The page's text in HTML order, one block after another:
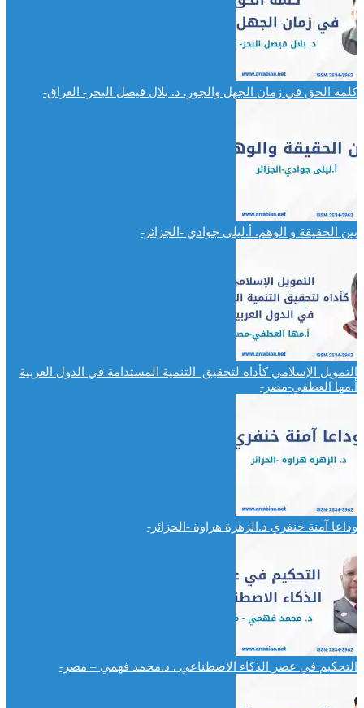
كلمة الحق في زمان الجهل والجور. د. بلال فيصل البحر- العراق-
بين الحقيقة و الوهم. أ.ليلى جوادي -الجزائر-
التمويل الإسلامي كأداه لتحقيق التنمية المستدامة في الدول العربية
أ.مها العطفي-مصر-
وداعا آمنة خنفري د.الزهرة هراوة -الحزائر-
التحكيم في عصر الذكاء الاصطناعي . د.محمد فهمي – مصر-